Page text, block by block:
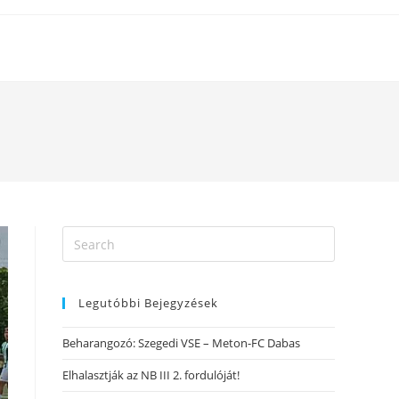
Legutóbbi Bejegyzések
Beharangozó: Szegedi VSE – Meton-FC Dabas
Elhalasztják az NB III 2. fordulóját!